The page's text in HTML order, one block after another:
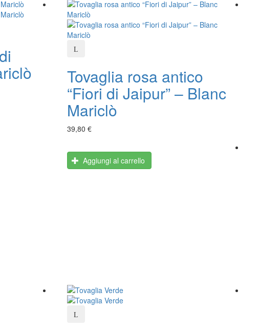
Tovaglia rosa antico
“Fiori di Jaipur” – Blanc
Mariclò
39,80 €
Aggiungi al carrello